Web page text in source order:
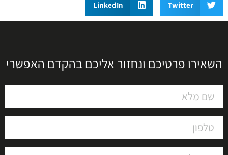
Twitter
LinkedIn
השאירו פרטיכם ונחזור אליכם בהקדם האפשרי